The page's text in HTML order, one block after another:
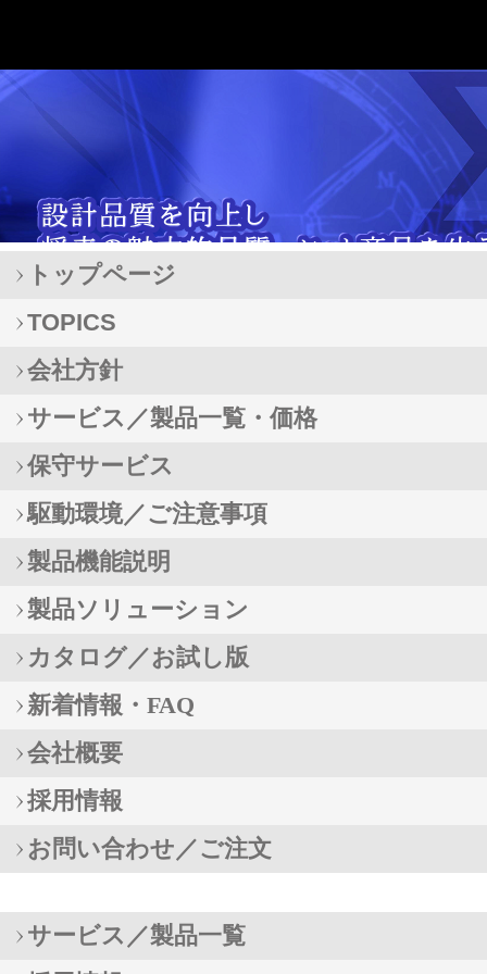
トップページ
TOPICS
会社方針
サービス／製品一覧・価格
保守サービス
駆動環境／ご注意事項
製品機能説明
製品ソリューション
カタログ／お試し版
新着情報・FAQ
会社概要
採用情報
お問い合わせ／ご注文
サービス／製品一覧